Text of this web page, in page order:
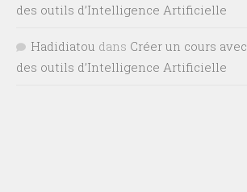
des outils d’Intelligence Artificielle
Hadidiatou dans Créer un cours avec
des outils d’Intelligence Artificielle